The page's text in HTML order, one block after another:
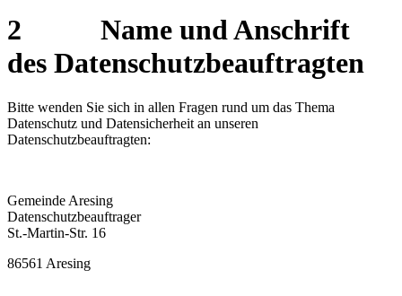
2 Name und Anschrift
des Datenschutzbeauftragten
Bitte wenden Sie sich in allen Fragen rund um das Thema
Datenschutz und Datensicherheit an unseren
Datenschutzbeauftragten:
Gemeinde Aresing
Datenschutzbeauftrager
St.-Martin-Str. 16
86561 Aresing